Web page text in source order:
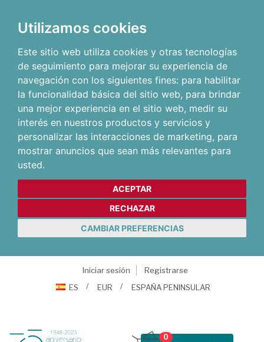
Utilizamos cookies
Este sitio web utiliza cookies y otras tecnologías
de seguimiento para mejorar su experiencia de
navegación con los siguientes fines: para habilitar
la funcionalidad básica del sitio web, para brindar
una mejor experiencia en el sitio web, medir su
interés en nuestros productos y servicios y
personalizar las interacciones de marketing, para
mostrar anuncios que sean más relevantes para
usted.
ACEPTAR
RECHAZAR
CAMBIAR PREFERENCIAS
Iniciar sesión
Registrarse
ES
EUR ESPAÑA PENINSULAR
0